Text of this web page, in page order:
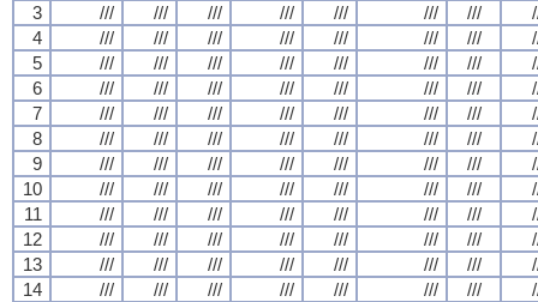
3
/// /// /// /// /// /// ///
4
/// /// /// /// /// /// ///
5
/// /// /// /// /// /// ///
6
/// /// /// /// /// /// ///
7
/// /// /// /// /// /// ///
8
/// /// /// /// /// /// ///
9
/// /// /// /// /// /// ///
10
/// /// /// /// /// /// ///
11
/// /// /// /// /// /// ///
12
/// /// /// /// /// /// ///
13
/// /// /// /// /// /// ///
14
/// /// /// /// /// /// ///
3
/// /// /// /// /// /// ///
4
/// /// /// /// /// /// ///
5
/// /// /// /// /// /// ///
6
/// /// /// /// /// /// ///
7
/// /// /// /// /// /// ///
8
/// /// /// /// /// /// ///
9
/// /// /// /// /// /// ///
10
/// /// /// /// /// /// ///
11
/// /// /// /// /// /// ///
12
/// /// /// /// /// /// ///
13
/// /// /// /// /// /// ///
14
/// /// /// /// /// /// ///
3
/// /// /// /// /// /// ///
4
/// /// /// /// /// /// ///
5
/// /// /// /// /// /// ///
6
/// /// /// /// /// /// ///
7
/// /// /// /// /// /// ///
8
/// /// /// /// /// /// ///
9
/// /// /// /// /// /// ///
10
/// /// /// /// /// /// ///
11
/// /// /// /// /// /// ///
12
/// /// /// /// /// /// ///
13
/// /// /// /// /// /// ///
14
/// /// /// /// /// /// ///
3
/// /// /// /// /// /// ///
4
/// /// /// /// /// /// ///
5
/// /// /// /// /// /// ///
6
/// /// /// /// /// /// ///
7
/// /// /// /// /// /// ///
8
/// /// /// /// /// /// ///
9
/// /// /// /// /// /// ///
10
/// /// /// /// /// /// ///
11
/// /// /// /// /// /// ///
12
/// /// /// /// /// /// ///
13
/// /// /// /// /// /// ///
14
/// /// /// /// /// /// ///